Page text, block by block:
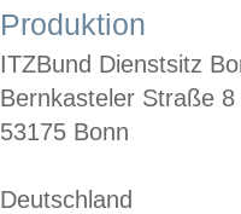
Produktion
ITZBund Dienstsitz
Bernkasteler Straße 8
53175 Bonn
Deutschland